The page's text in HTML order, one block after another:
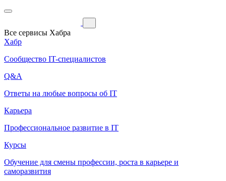
Все сервисы Хабра
Хабр
Сообщество IT-специалистов
Q&A
Ответы на любые вопросы об IT
Карьера
Профессиональное развитие в IT
Курсы
Обучение для смены профессии, роста в карьере и
саморазвития